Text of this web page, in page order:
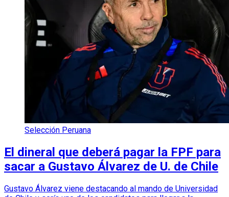
Selección Peruana
El dineral que deberá pagar la FPF para
sacar a Gustavo Álvarez de U. de Chile
Gustavo Álvarez viene destacando al mando de Universidad